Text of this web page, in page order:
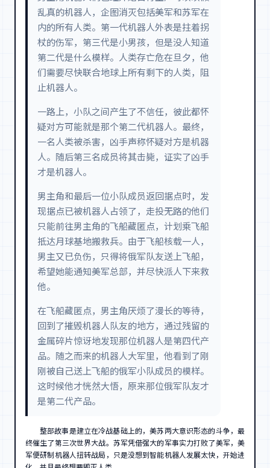
乱真的机器人，企图消灭包括美军和苏军在
内的所有人类。第一代机器人外表是拄着拐
杖的伤军，第三代是小男孩，但是没人知道
第二代是什么模样。人类存亡危在旦夕，他
们需要尽快联合地球上所有剩下的人类，阻
止机器人。
一路上，小队之间产生了不信任，彼此都怀
疑对方可能就是那个第二代机器人。最终，
一名人类被杀害，凶手声称怀疑对方是机器
人。随后第三名成员将其击毙，证实了凶手
才是机器人。
男主角和最后一位小队成员返回据点时，发
现据点已被机器人占领了，走投无路的他们
只能前往男主角的飞船藏匿点，计划乘飞船
抵达月球基地搬救兵。由于飞船核载一人，
男主又已负伤，只得将俄军队友送上飞船，
希望她能通知美军总部，并尽快派人下来救
他。
在飞船藏匿点，男主角厌烦了漫长的等待，
回到了摧毁机器人队友的地方，通过残留的
金属碎片惊讶地发现那位机器人是第四代产
品。随之而来的机器人大军里，他看到了刚
刚被自己送上飞船的俄军小队成员的模样。
这时候他才恍然大悟，原来那位俄军队友才
是第二代产品。
整部故事是建立在冷战基础上的，美苏两大意识形态的斗争，最
终催生了第三次世界大战。苏军凭借强大的军事实力打败了美军，美
军便研制机器人扭转战局，只是没想到智能机器人发展太快，开始进